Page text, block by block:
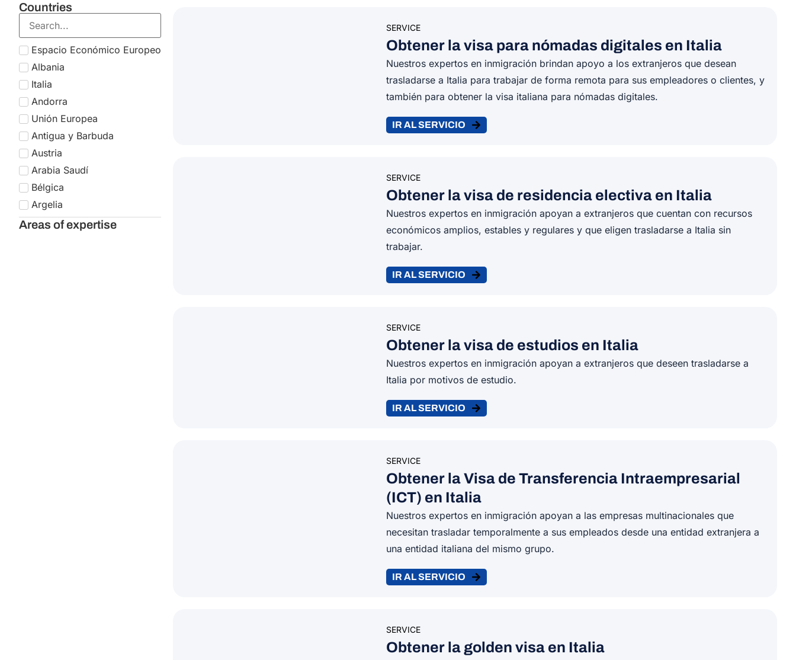
Countries
Italia
Australia
Irlanda
Brasil
China
Estados Unidos
Reino Unido
Areas of expertise
SERVICE
Obtener la visa para nómadas digitales en Italia
Nuestros expertos en inmigración brindan apoyo a los extranjeros que desean
trasladarse a Italia para trabajar de forma remota para sus empleadores o clientes, y
también para obtener la visa italiana para nómadas digitales.
IR AL SERVICIO
SERVICE
Obtener la visa de residencia electiva en Italia
Nuestros expertos en inmigración apoyan a extranjeros que cuentan con recursos
económicos amplios, estables y regulares y que eligen trasladarse a Italia sin
trabajar.
IR AL SERVICIO
SERVICE
Obtener la visa de estudios en Italia
Nuestros expertos en inmigración apoyan a extranjeros que deseen trasladarse a
Italia por motivos de estudio.
IR AL SERVICIO
SERVICE
Obtener la Visa de Transferencia Intraempresarial
(ICT) en Italia
Nuestros expertos en inmigración apoyan a las empresas multinacionales que
necesitan trasladar temporalmente a sus empleados desde una entidad extranjera a
una entidad italiana del mismo grupo.
IR AL SERVICIO
SERVICE
Obtener la golden visa en Italia